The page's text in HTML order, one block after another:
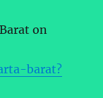
on
barat?